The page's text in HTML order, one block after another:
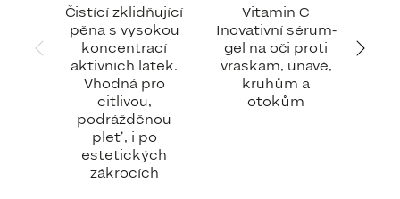
Čistící zklidňující
pěna s vysokou
koncentrací
aktivních látek.
Vhodná pro
citlivou,
podrážděnou
pleť, i po
estetických
zákrocích
Vitamin C
Inovativní sérum-
gel na oči proti
vráskám, únavě,
kruhům a
otokům